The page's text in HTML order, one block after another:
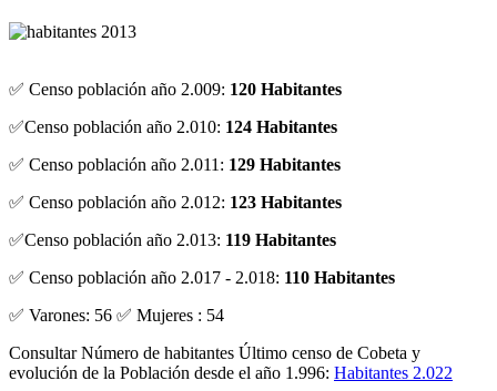
✅ Censo población año 2.009: 120 Habitantes
✅Censo población año 2.010: 124 Habitantes
✅ Censo población año 2.011: 129 Habitantes
✅ Censo población año 2.012: 123 Habitantes
✅Censo población año 2.013: 119 Habitantes
✅ Censo población año 2.017 - 2.018: 110 Habitantes
✅ Varones: 56 ✅ Mujeres : 54
Consultar Número de habitantes Último censo de Cobeta y
evolución de la Población desde el año 1.996: Habitantes 2.022